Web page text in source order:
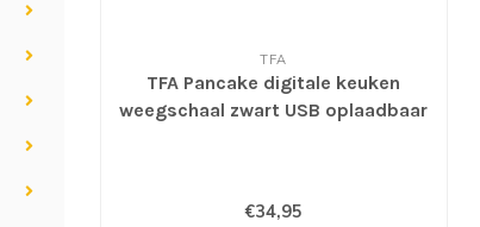
TFA
TFA Pancake digitale keuken
weegschaal zwart USB oplaadbaar
€34,95